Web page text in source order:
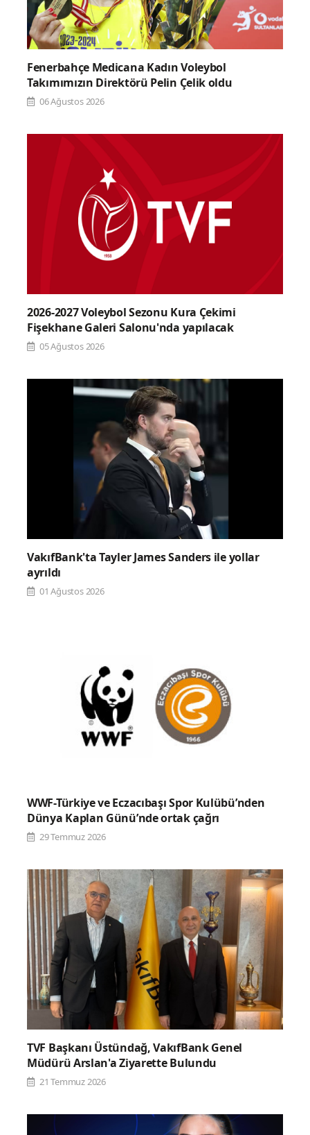
Fenerbahçe Medicana Kadın Voleybol
Takımımızın Direktörü Pelin Çelik oldu
06 Ağustos 2026
2026-2027 Voleybol Sezonu Kura Çekimi
Fişekhane Galeri Salonu'nda yapılacak
05 Ağustos 2026
VakıfBank'ta Tayler James Sanders ile yollar
ayrıldı
01 Ağustos 2026
WWF-Türkiye ve Eczacıbaşı Spor Kulübü’nden
Dünya Kaplan Günü’nde ortak çağrı
29 Temmuz 2026
TVF Başkanı Üstündağ, VakıfBank Genel
Müdürü Arslan'a Ziyarette Bulundu
21 Temmuz 2026